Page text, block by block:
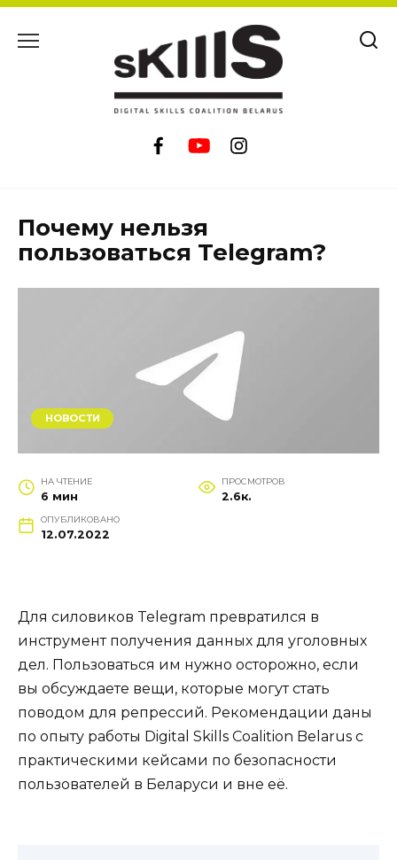
Почему нельзя
пользоваться Telegram?
НОВОСТИ
НА ЧТЕНИЕ
6 мин
ПРОСМОТРОВ
2.6к.
ОПУБЛИКОВАНО
12.07.2022
Для силовиков Telegram превратился в
инструмент получения данных для уголовных
дел. Пользоваться им нужно осторожно, если
вы обсуждаете вещи, которые могут стать
поводом для репрессий. Рекомендации даны
по опыту работы Digital Skills Coalition Belarus с
практическими кейсами по безопасности
пользователей в Беларуси и вне её.